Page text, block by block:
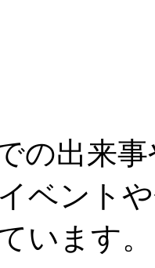
の出来
ベント
います。